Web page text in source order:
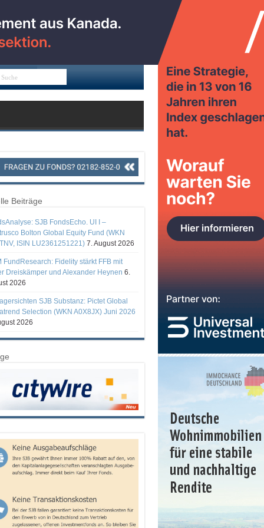
Beiträge
SJB FondsEcho. UI I –
Bolton Global Equity Fund (WKN
ISIN LU2361251221) 7. August 2026
FundResearch: Fidelity stärkt FFB mit
Dreiskämper und Alexander Heynen 6.
2026
SJB Substanz: Pictet Global
Selection (WKN A0X8JX) Juni 2026
2026